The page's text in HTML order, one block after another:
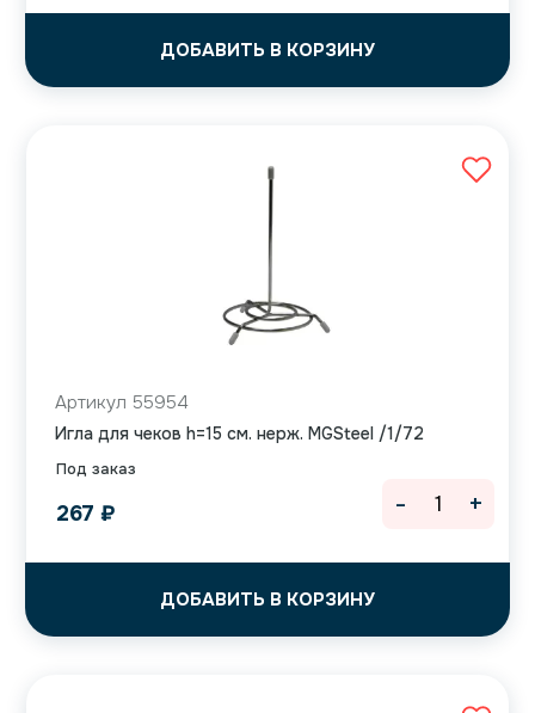
ДОБАВИТЬ В КОРЗИНУ
Под заказ
Артикул 55954
Игла для чеков h=15 см. нерж. MGSteel /1/72
267 ₽
ДОБАВИТЬ В КОРЗИНУ
- +